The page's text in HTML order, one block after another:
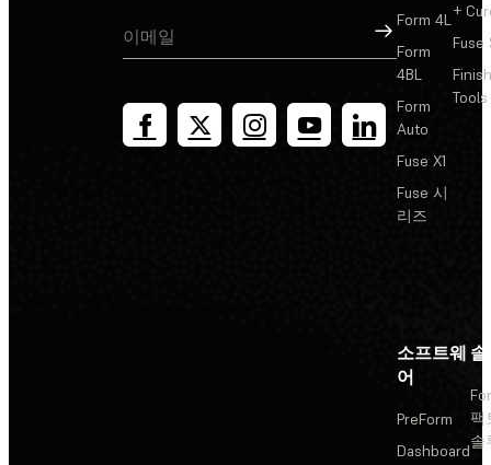
가입Form 4L
Form
4BL
Form
Auto
Fuse X1
Fuse 시
리즈
+
Fuse
Tools
소프트웨
어
PreForm
Dashboard
팩
솔